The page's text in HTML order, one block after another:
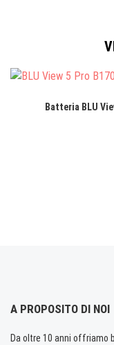
Batteria BLU
A PROPOSITO DI NOI
Da oltre 10 anni offriamo